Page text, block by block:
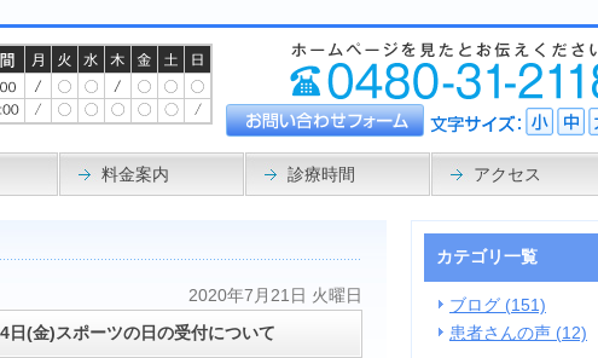
料金案内 診療時間 アクセス
2020年7月21日 火曜日
日(金)スポーツの日の受付について
カテゴリ一覧
ブログ (151)
患者さんの声 (12)